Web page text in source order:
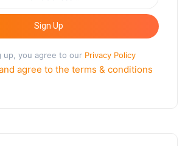
Sign Up
up, you agree to our Privacy Policy
agree to the terms & conditions